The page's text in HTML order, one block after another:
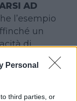
Personal
third parties, or
AD
l’esempio
un
di
positivo, è
per
nell’arco